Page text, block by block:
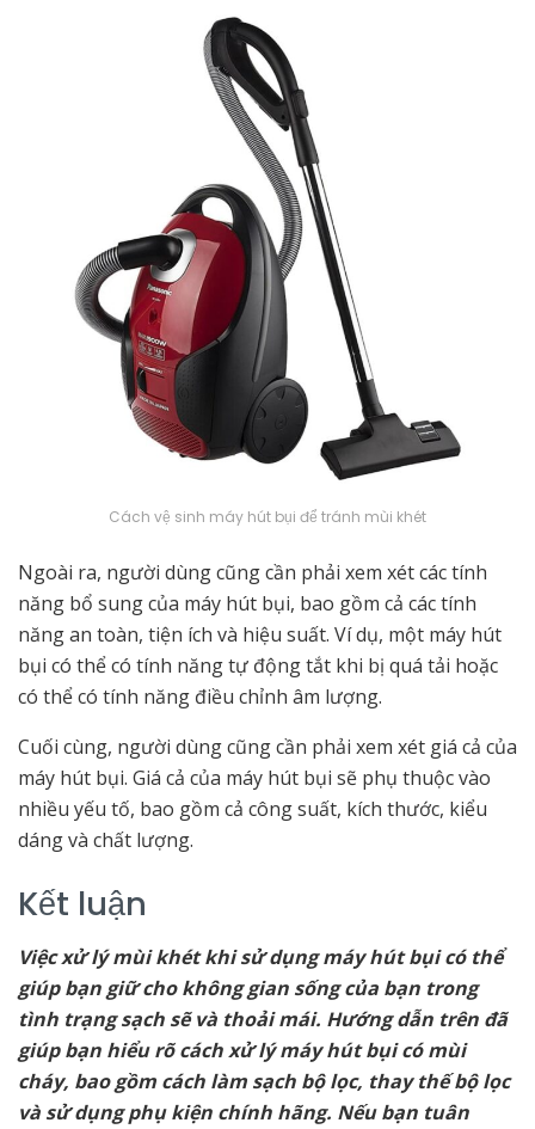
Cách vệ sinh máy hút bụi để tránh mùi khét
Ngoài ra, người dùng cũng cần phải xem xét các tính
năng bổ sung của máy hút bụi, bao gồm cả các tính
năng an toàn, tiện ích và hiệu suất. Ví dụ, một máy hút
bụi có thể có tính năng tự động tắt khi bị quá tải hoặc
có thể có tính năng điều chỉnh âm lượng.
Cuối cùng, người dùng cũng cần phải xem xét giá cả của
máy hút bụi. Giá cả của máy hút bụi sẽ phụ thuộc vào
nhiều yếu tố, bao gồm cả công suất, kích thước, kiểu
dáng và chất lượng.
Kết luận
Việc xử lý mùi khét khi sử dụng máy hút bụi có thể
giúp bạn giữ cho không gian sống của bạn trong
tình trạng sạch sẽ và thoải mái. Hướng dẫn trên đã
giúp bạn hiểu rõ cách xử lý máy hút bụi có mùi
cháy, bao gồm cách làm sạch bộ lọc, thay thế bộ lọc
và sử dụng phụ kiện chính hãng. Nếu bạn tuân